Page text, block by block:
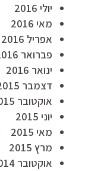
יולי 2016
מאי 2016
אפריל 2016
פברואר 2016
ינואר 2016
דצמבר 2015
אוקטובר 2015
יוני 2015
מאי 2015
מרץ 2015
אוקטובר 2014